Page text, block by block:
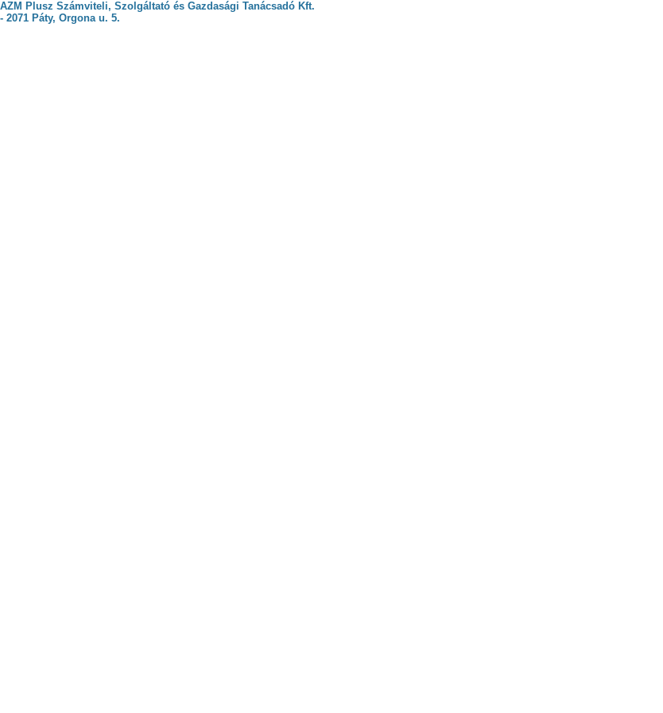
AZM Plusz Számviteli, Szolgáltató és Gazdasági Tanácsadó Kft.
- 2071 Páty, Orgona u. 5.